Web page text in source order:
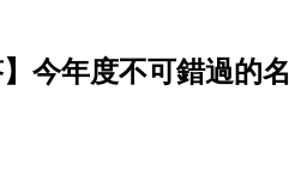
今年度不可錯過的